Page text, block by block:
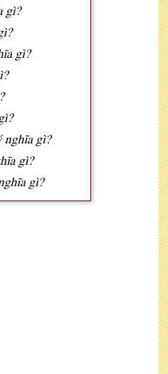
gì?
gì?
nghĩa gì?
gì?
gì?